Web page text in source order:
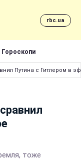
rbc.ua
Гороскопи
Путина с Гитлером в
тоже